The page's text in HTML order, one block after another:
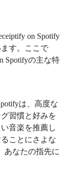
on Spotify
す。ここで
Spotifyの主な特
は、高度な
習慣と好みを
音楽を推薦し
ことにさよな
あなたの指先に